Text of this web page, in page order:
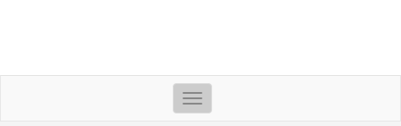
Toggle
navigation